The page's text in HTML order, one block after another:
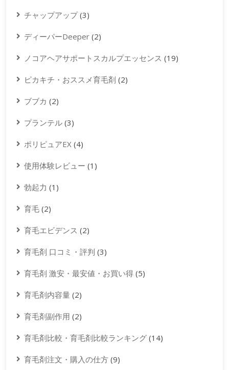
チャップアップ(3)
ディーパーDeeper (2)
ノコアヘアサポートスカルプエッセンス (19)
ピカキチ・おススメ育毛剤 (2)
ブブカ (2)
プランテル (3)
ポリピュアEX (4)
使用体験レビュー (1)
勃起力 (1)
育毛 (2)
育毛エビデンス (2)
育毛剤 口コミ・評判 (3)
育毛剤 激安・最安値・お買い得 (5)
育毛剤内容量 (2)
育毛剤副作用 (2)
育毛剤比較・育毛剤比較ランキング (14)
育毛剤注文・購入の仕方 (9)